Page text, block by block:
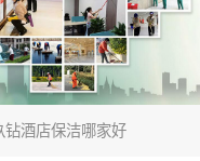
钻酒店保洁哪家好